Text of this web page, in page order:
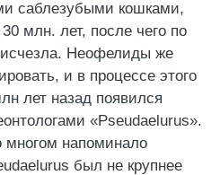
саблезубыми кошками,
млн. лет, после чего по
Неофелиды же
и в процессе этого
лет назад появился
«Pseudaelurus».
многом напоминало
был не крупнее